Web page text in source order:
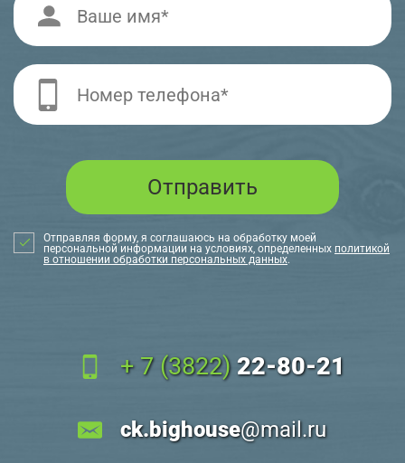
Отправляя форму, я соглашаюсь на обработку моей
персональной информации на условиях, определенных политикой
в отношении обработки персональных данных.
+ 7 (3822) 22-80-21
ck.bighouse@mail.ru